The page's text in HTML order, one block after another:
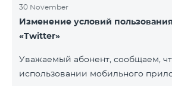
30 November
Изменение условий
«Twitter»
Уважаемый абонент, сообщаем,
использовании мобильного